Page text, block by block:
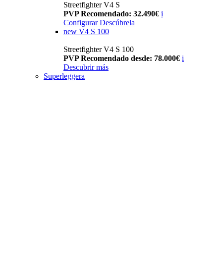
Streetfighter V4 S
PVP Recomendado: 32.490€ i
Configurar Descúbrela
new V4 S 100
Streetfighter V4 S 100
PVP Recomendado desde: 78.000€ i
Descubrir más
Superleggera